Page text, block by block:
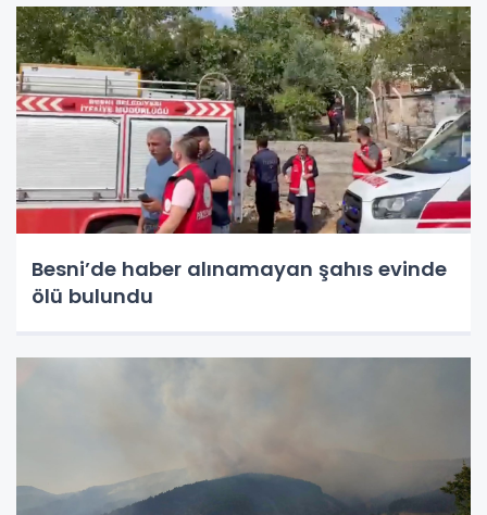
Besni’de haber alınamayan şahıs evinde
ölü bulundu